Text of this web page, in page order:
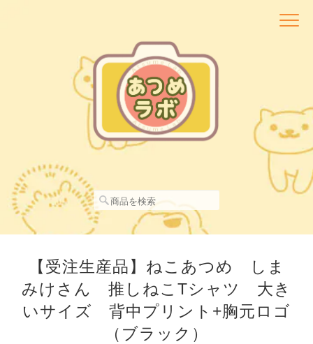
【受注生産品】ねこあつめ しま
みけさん 推しねこTシャツ 大き
いサイズ 背中プリント+胸元ロゴ
（ブラック）